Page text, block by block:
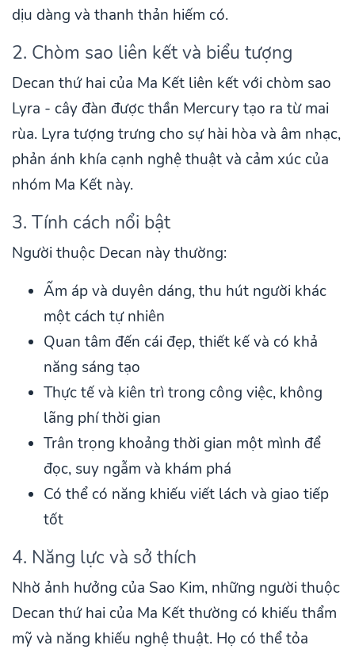
dịu dàng và thanh thản hiếm có.
2. Chòm sao liên kết và biểu tượng
Decan thứ hai của Ma Kết liên kết với chòm sao
Lyra - cây đàn được thần Mercury tạo ra từ mai
rùa. Lyra tượng trưng cho sự hài hòa và âm nhạc,
phản ánh khía cạnh nghệ thuật và cảm xúc của
nhóm Ma Kết này.
3. Tính cách nổi bật
Người thuộc Decan này thường:
Ấm áp và duyên dáng, thu hút người khác
một cách tự nhiên
Quan tâm đến cái đẹp, thiết kế và có khả
năng sáng tạo
Thực tế và kiên trì trong công việc, không
lãng phí thời gian
Trân trọng khoảng thời gian một mình để
đọc, suy ngẫm và khám phá
Có thể có năng khiếu viết lách và giao tiếp
tốt
4. Năng lực và sở thích
Nhờ ảnh hưởng của Sao Kim, những người thuộc
Decan thứ hai của Ma Kết thường có khiếu thẩm
mỹ và năng khiếu nghệ thuật. Họ có thể tỏa